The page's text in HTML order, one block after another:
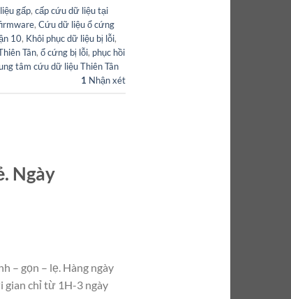
gấp, cấp cứu dữ liệu tại
, Cứu dữ liệu ổ cứng
10, Khôi phục dữ liệu bị lỗi,
Tân, ổ cứng bị lỗi, phục hồi
tâm cứu dữ liệu Thiên Tân
1 Nhận xét
Ngày
– gọn – lẹ. Hàng ngày
gian chỉ từ 1H-3 ngày